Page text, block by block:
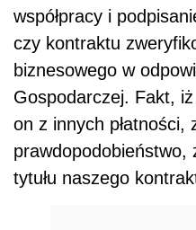
współpracy i
czy kontraktu
biznesowego w
Gospodarczej. Fakt,
on z innych płatności,
prawdopodobieństwo,
tytułu naszego